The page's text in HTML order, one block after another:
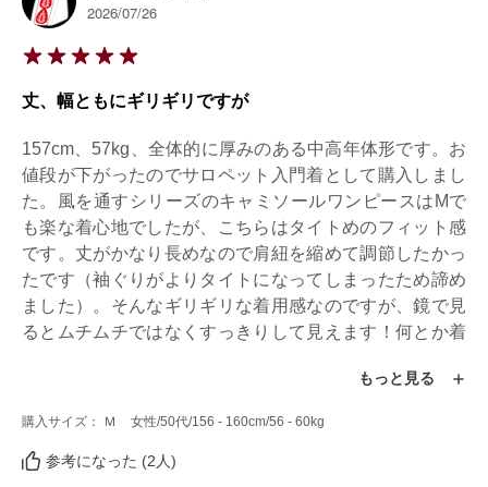
2026/07/26
丈、幅ともにギリギリですが
157cm、57kg、全体的に厚みのある中高年体形です。お
値段が下がったのでサロペット入門着として購入しまし
た。風を通すシリーズのキャミソールワンピースはMで
も楽な着心地でしたが、こちらはタイトめのフィット感
です。丈がかなり長めなので肩紐を縮めて調節したかっ
たです（袖ぐりがよりタイトになってしまったため諦め
ました）。そんなギリギリな着用感なのですが、鏡で見
るとムチムチではなくすっきりして見えます！何とか着
もっと見る
購入サイズ： Ｍ 女性/50代/156 - 160cm/56 - 60kg
参考になった (2人)